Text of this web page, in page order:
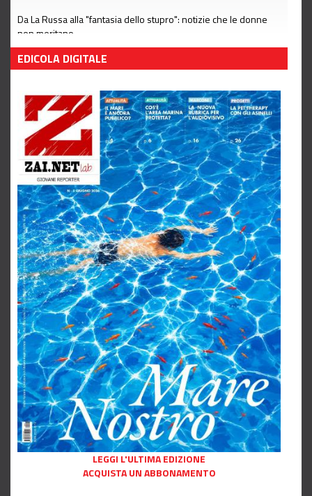
Da La Russa alla "fantasia dello stupro": notizie che le donne
non meritano
Leggi tutto
EDICOLA DIGITALE
LEGGI L'ULTIMA EDIZIONE
ACQUISTA UN ABBONAMENTO